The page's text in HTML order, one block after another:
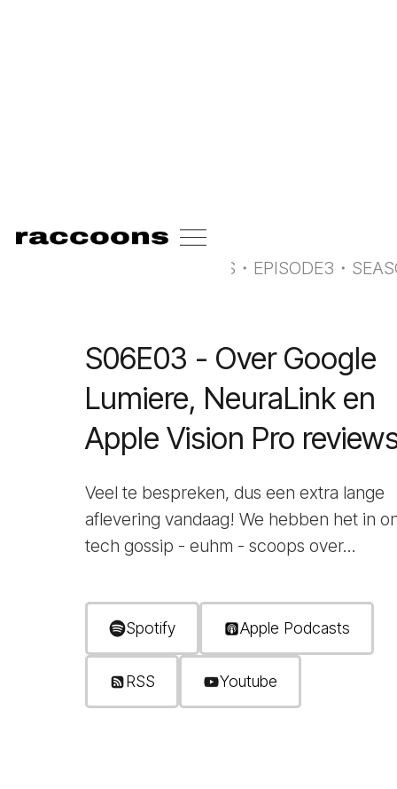
RADIO RACCOONS ・ EPISODE3 ・
S06E03 - Over Google
Lumiere, NeuraLink en
Apple Vision Pro
Veel te bespreken, dus een extra lange
aflevering vandaag! We hebben het in
tech gossip - euhm - scoops over...
Spotify Apple Podcasts
RSS Youtube